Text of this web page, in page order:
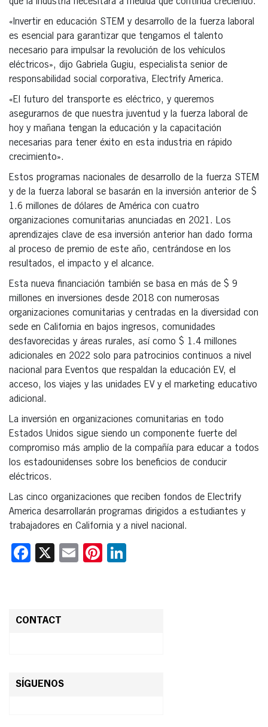
«Invertir en educación STEM y desarrollo de la fuerza laboral
es esencial para garantizar que tengamos el talento
necesario para impulsar la revolución de los vehículos
eléctricos», dijo Gabriela Gugiu, especialista senior de
responsabilidad social corporativa, Electrify America.
«El futuro del transporte es eléctrico, y queremos
asegurarnos de que nuestra juventud y la fuerza laboral de
hoy y mañana tengan la educación y la capacitación
necesarias para tener éxito en esta industria en rápido
crecimiento».
Estos programas nacionales de desarrollo de la fuerza STEM
y de la fuerza laboral se basarán en la inversión anterior de $
1.6 millones de dólares de América con cuatro
organizaciones comunitarias anunciadas en 2021. Los
aprendizajes clave de esa inversión anterior han dado forma
al proceso de premio de este año, centrándose en los
resultados, el impacto y el alcance.
Esta nueva financiación también se basa en más de $ 9
millones en inversiones desde 2018 con numerosas
organizaciones comunitarias y centradas en la diversidad con
sede en California en bajos ingresos, comunidades
desfavorecidas y áreas rurales, así como $ 1.4 millones
adicionales en 2022 solo para patrocinios continuos a nivel
nacional para Eventos que respaldan la educación EV, el
acceso, los viajes y las unidades EV y el marketing educativo
adicional.
La inversión en organizaciones comunitarias en todo
Estados Unidos sigue siendo un componente fuerte del
compromiso más amplio de la compañía para educar a todos
los estadounidenses sobre los beneficios de conducir
eléctricos.
Las cinco organizaciones que reciben fondos de Electrify
America desarrollarán programas dirigidos a estudiantes y
trabajadores en California y a nivel nacional.
Facebook
X EmailPinterest
CONTACT
SÍGUENOS